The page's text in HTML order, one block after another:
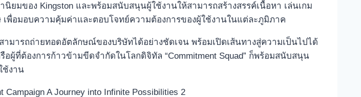
มของ Kingston และพร้อมสนับสนุนผู้ใช้งานให้สามารถสร้างสรรค์เนื้อหา เล่นเกม
พื่อมอบความคุ้มค่าและตอบโจทย์ความต้องการของผู้ใช้งานในแต่ละภูมิภาค
มารถถ่ายทอดอัตลักษณ์ของบริษัทได้อย่างชัดเจน พร้อมเปิดเส้นทางสู่ความเป็นไปได้
ผู้ที่ต้องการก้าวข้ามขีดจำกัดในโลกดิจิทัล “Commitment Squad” ก็พร้อมสนับสนุน
ช้งาน